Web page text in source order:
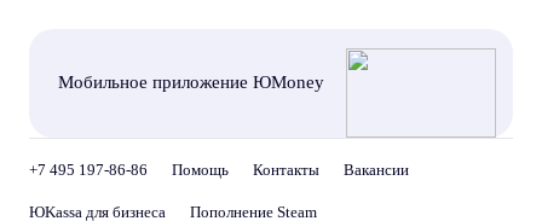
Мобильное приложение ЮMoney
+7 495 197-86-86 Помощь Контакты Вакансии
ЮKassa для бизнеса Пополнение Steam